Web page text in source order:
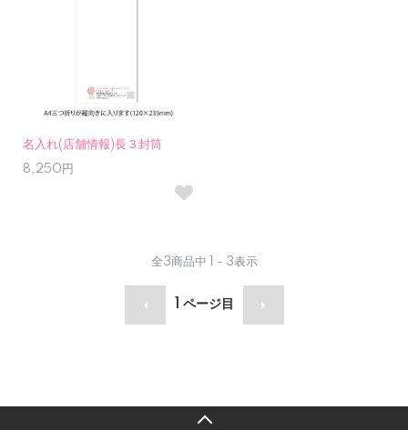
名入れ(店舗情報)長３封筒
8,250円
全3商品中 1 - 3表示
ページ目